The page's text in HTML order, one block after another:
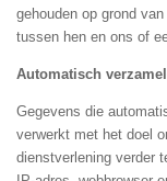
gehouden op grond
tussen hen en ons of
Automatisch
Gegevens die
verwerkt met het doel
dienstverlening verder